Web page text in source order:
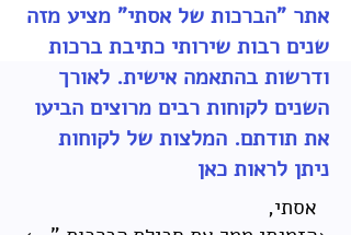
אתר "הברכות של אסתי" מציע מזה
שנים רבות שירותי כתיבת ברכות
ודרשות בהתאמה אישית. לאורך
השנים לקוחות רבים מרוצים הביעו
את תודתם. המלצות של לקוחות
ניתן לראות כאן
אסתי,